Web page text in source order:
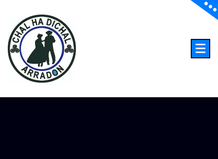
contenu